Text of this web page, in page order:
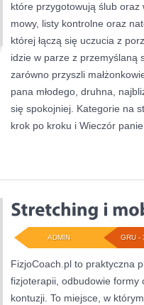
które przygotowują ślub
mowy, listy kontrolne oraz
której łączą się uczucia z
idzie w parze z przemyślaną
zarówno przyszli
pana młodego, druhna,
się spokojniej. Kategorie na
krok po kroku i Wieczór
GRU -
ADMIN
FizjoCoach.pl to praktyczna
fizjoterapii, odbudowie formy
kontuzji. To miejsce, w